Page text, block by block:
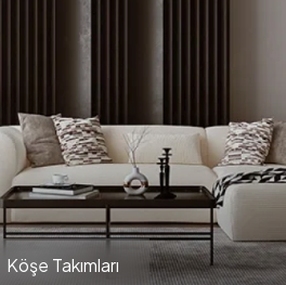
Köşe Takımları